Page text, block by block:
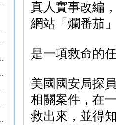
真人實事改編
網站「爛番茄
是一項救命的
美國國安局探
相關案件，在
救出來，並得